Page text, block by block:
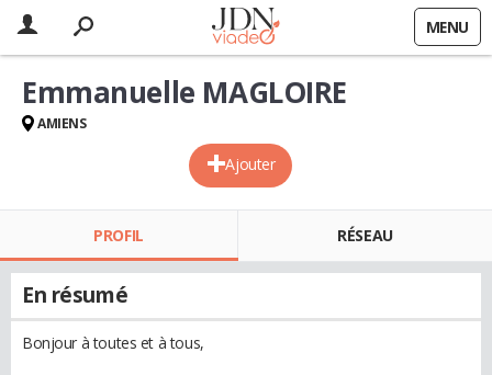
MENU
Ajouter
Emmanuelle MAGLOIRE
AMIENS
PROFIL RÉSEAU
En résumé
Bonjour à toutes et à tous,